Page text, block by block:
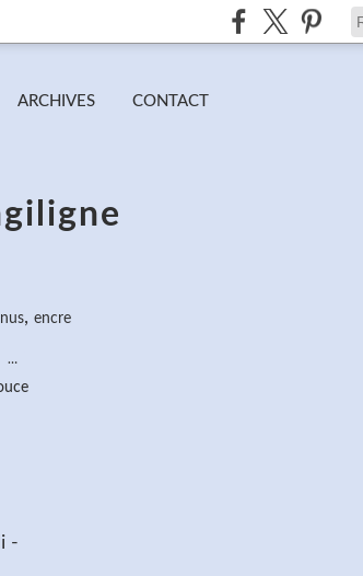
ARCHIVES CONTACT
, encre
…